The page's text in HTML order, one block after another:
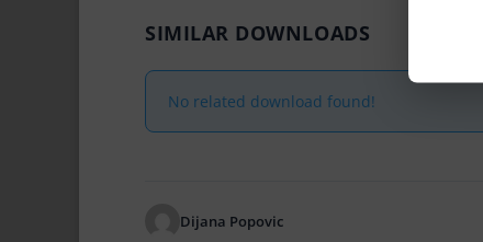
SIMILAR DOWNLOADS
No related download found!
Dijana Popovic